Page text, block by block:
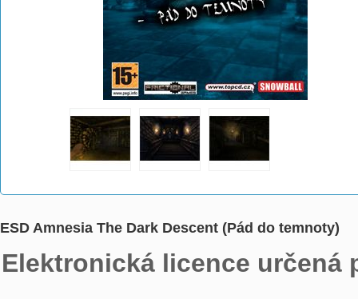
ESD Amnesia The Dark Descent (Pád do temnoty)
Elektronická licence určená